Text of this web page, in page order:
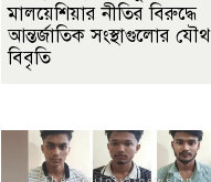
মালয়েশিয়ার নীতির বিরুদ্ধে
আন্তর্জাতিক সংস্থাগুলোর যৌথ
বিবৃতি